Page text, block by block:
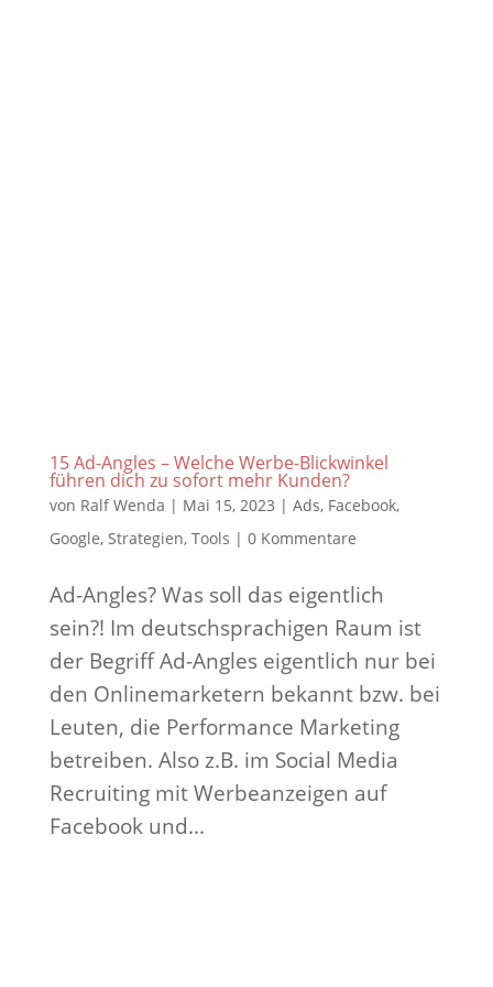
15 Ad-Angles – Welche Werbe-Blickwinkel
führen dich zu sofort mehr Kunden?
von Ralf Wenda | Mai 15, 2023 | Ads, Facebook,
Google, Strategien, Tools | 0 Kommentare
Ad-Angles? Was soll das eigentlich
sein?! Im deutschsprachigen Raum ist
der Begriff Ad-Angles eigentlich nur bei
den Onlinemarketern bekannt bzw. bei
Leuten, die Performance Marketing
betreiben. Also z.B. im Social Media
Recruiting mit Werbeanzeigen auf
Facebook und...